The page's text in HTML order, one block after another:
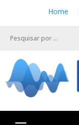
e
Home